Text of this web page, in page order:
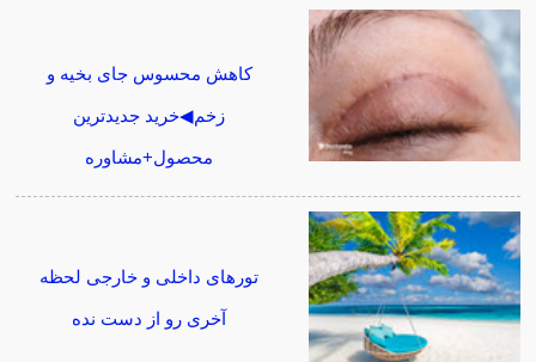
کاهش محسوس جای بخیه و
زخم◀خرید جدیدترین
محصول+مشاوره
تورهای داخلی و خارجی لحظه
آخری رو از دست نده